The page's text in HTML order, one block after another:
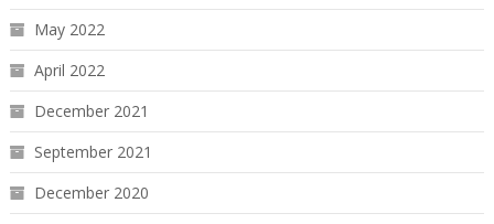
May 2022
April 2022
December 2021
September 2021
December 2020